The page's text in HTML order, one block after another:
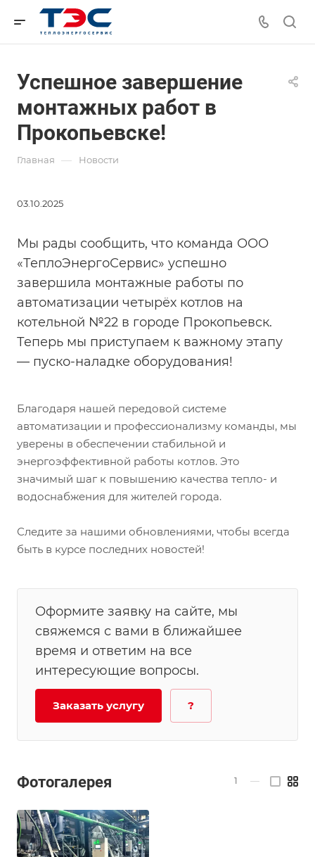
Успешное завершение
монтажных работ в
Прокопьевске!
Главная — Новости
03.10.2025
Мы рады сообщить, что команда ООО
«ТеплоЭнергоСервис» успешно
завершила монтажные работы по
автоматизации четырёх котлов на
котельной №22 в городе Прокопьевск.
Теперь мы приступаем к важному этапу
— пуско-наладке оборудования!
Благодаря нашей передовой системе
автоматизации и профессионализму команды, мы
уверены в обеспечении стабильной и
энергоэффективной работы котлов. Это
значимый шаг к повышению качества тепло- и
водоснабжения для жителей города.
Следите за нашими обновлениями, чтобы всегда
быть в курсе последних новостей!
Оформите заявку на сайте, мы
свяжемся с вами в ближайшее
время и ответим на все
интересующие вопросы.
Заказать услугу ?
Фотогалерея 1 —